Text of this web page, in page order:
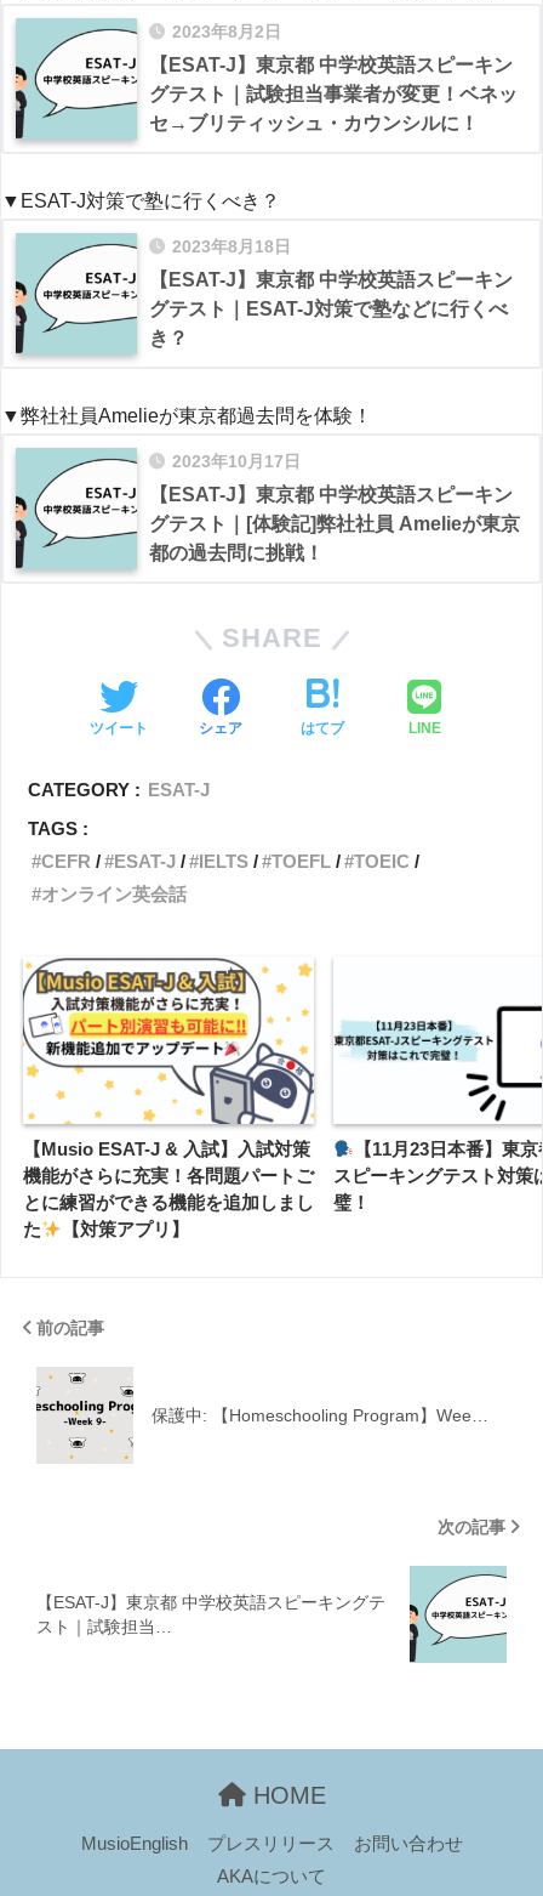
2023年8月2日
【ESAT-J】東京都 中学校英語スピーキン
グテスト｜試験担当事業者が変更！ベネッ
セ→ブリティッシュ・カウンシルに！
▼ESAT-J対策で塾に行くべき？
2023年8月18日
【ESAT-J】東京都 中学校英語スピーキン
グテスト｜ESAT-J対策で塾などに行くべ
き？
▼弊社社員Amelieが東京都過去問を体験！
2023年10月17日
【ESAT-J】東京都 中学校英語スピーキン
グテスト｜[体験記]弊社社員 Amelieが東京
都の過去問に挑戦！
SHARE
ツイート シェア はてブ LINE
CATEGORY : ESAT-J
TAGS :
CEFR
ESAT-J IELTS TOEFL
TOEIC
オンライン英会話
【Musio ESAT-J & 入試】入試対策
機能がさらに充実！各問題パートご
とに練習ができる機能を追加しまし
た
【対策アプリ】
【11月23日本番】東
スピーキングテスト対策
璧！
前の記事
保護中: 【Homeschooling Program】Wee…
次の記事
【ESAT-J】東京都 中学校英語スピーキングテ
スト｜試験担当…
HOME
MusioEnglish プレスリリース
お問い合わせ
AKAについて